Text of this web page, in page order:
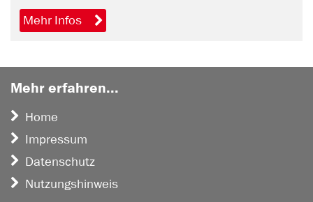
Mehr Infos
Mehr erfahren...
Home
Impressum
Datenschutz
Nutzungshinweis